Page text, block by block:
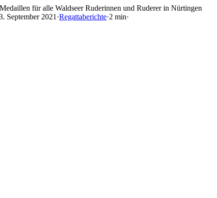
Skip
to
Medaillen für alle Waldseer Ruderinnen und Ruderer in Nürtingen
September 2021 ·Regattaberichte·2 min·